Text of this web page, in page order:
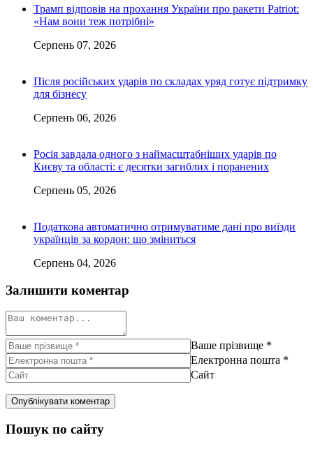
Трамп відповів на прохання України про ракети Patriot:
«Нам вони теж потрібні»
Серпень 07, 2026
Після російських ударів по складах уряд готує підтримку
для бізнесу
Серпень 06, 2026
Росія завдала одного з наймасштабніших ударів по
Києву та області: є десятки загиблих і поранених
Серпень 05, 2026
Податкова автоматично отримуватиме дані про виїзди
українців за кордон: що зміниться
Серпень 04, 2026
Залишити коментар
Ваше прізвище *
Електронна пошта *
Сайт
Пошук по сайту